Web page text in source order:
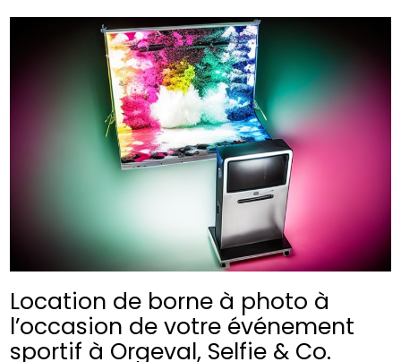
Location de borne à photo à
l’occasion de votre événement
sportif à Orgeval, Selfie & Co.